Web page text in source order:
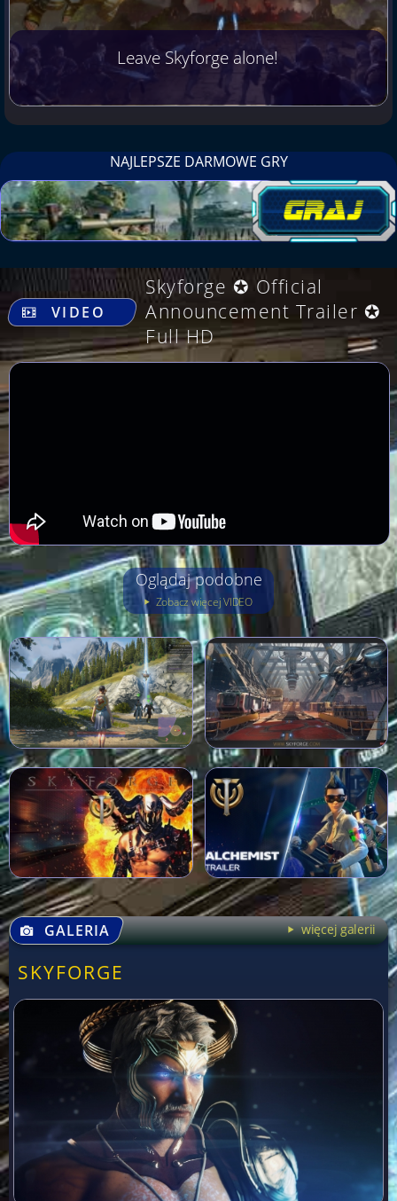
Leave Skyforge alone!
NAJLEPSZE DARMOWE GRY
.
VIDEO
Skyforge ✪ Official
Announcement Trailer ✪
Full HD
Oglądaj podobne
Zobacz więcej VIDEO
GALERIA więcej galerii
SKYFORGE